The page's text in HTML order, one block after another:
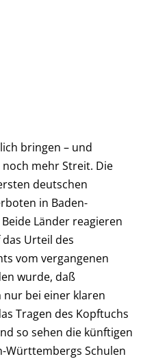
bringen – und
mehr Streit. Die
deutschen
in Baden-
Länder reagieren
Urteil des
vom vergangenen
wurde, daß
bei einer klaren
Tragen des Kopftuchs
so sehen die künftigen
Württembergs Schulen